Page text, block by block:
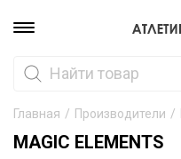
Главная / Производители /
MAGIC ELEMENTS